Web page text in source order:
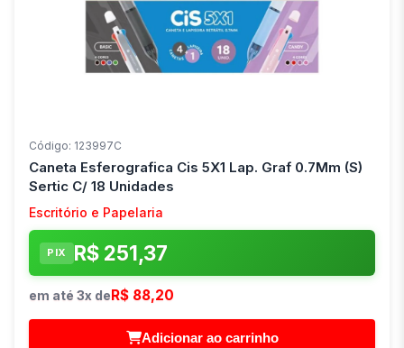
Código: 123997C
Caneta Esferografica Cis 5X1 Lap. Graf 0.7Mm (S)
Sertic C/ 18 Unidades
Escritório e Papelaria
PIX R$ 251,37
em até 3x de R$ 88,20
Adicionar ao carrinho